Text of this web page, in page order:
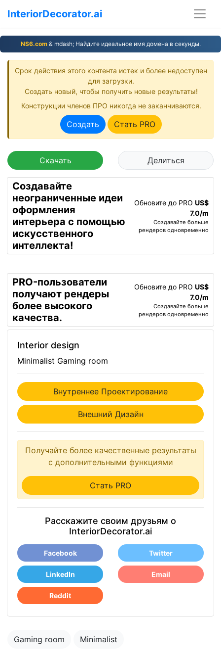
InteriorDecorator.ai
NS6.com& mdash; Найдите идеальное имя домена в секунды.
Срок действия этого контента истек и более недоступен
для загрузки.
Создать новый, чтобы получить новые результаты!
Конструкции членов ПРО никогда не заканчиваются.
Создать Стать PRO
Скачать Делиться
Создавайте
неограниченные идеи
оформления
интерьера с помощью
искусственного
интеллекта!
Обновите до PRO US$
7.0/m
Создавайте больше
рендеров одновременно
PRO-пользователи
получают рендеры
более высокого
качества.
Обновите до PRO US$
7.0/m
Создавайте больше
рендеров одновременно
Interior design
Minimalist Gaming room
Внутреннее Проектирование
Внешний Дизайн
Получайте более качественные результаты
с дополнительными функциями
Стать PRO
Расскажите своим друзьям о
InteriorDecorator.ai
Facebook Twitter
LinkedIn Email
Reddit
Gaming room Minimalist